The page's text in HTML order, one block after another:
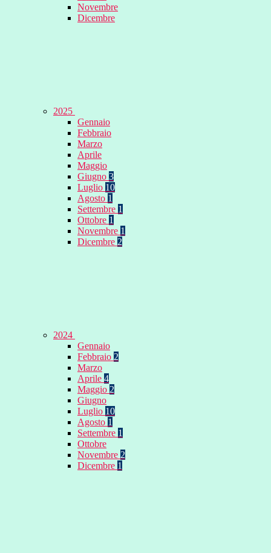
Novembre
Dicembre
2025
Gennaio
Febbraio
Marzo
Aprile
Maggio
Giugno 3
Luglio 10
Agosto 1
Settembre 1
Ottobre 1
Novembre 1
Dicembre 2
2024
Gennaio
Febbraio 2
Marzo
Aprile 4
Maggio 2
Giugno
Luglio 10
Agosto 1
Settembre 1
Ottobre
Novembre 2
Dicembre 1